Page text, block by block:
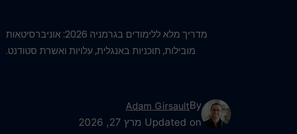
מדריך מלא ללימודים בגרמניה 2026: אוניברסיטאות
מובילות, תוכניות באנגלית, עלויות ואשרת סטודנט.
By
Adam Girsault
Updated on מרץ 27, 2026